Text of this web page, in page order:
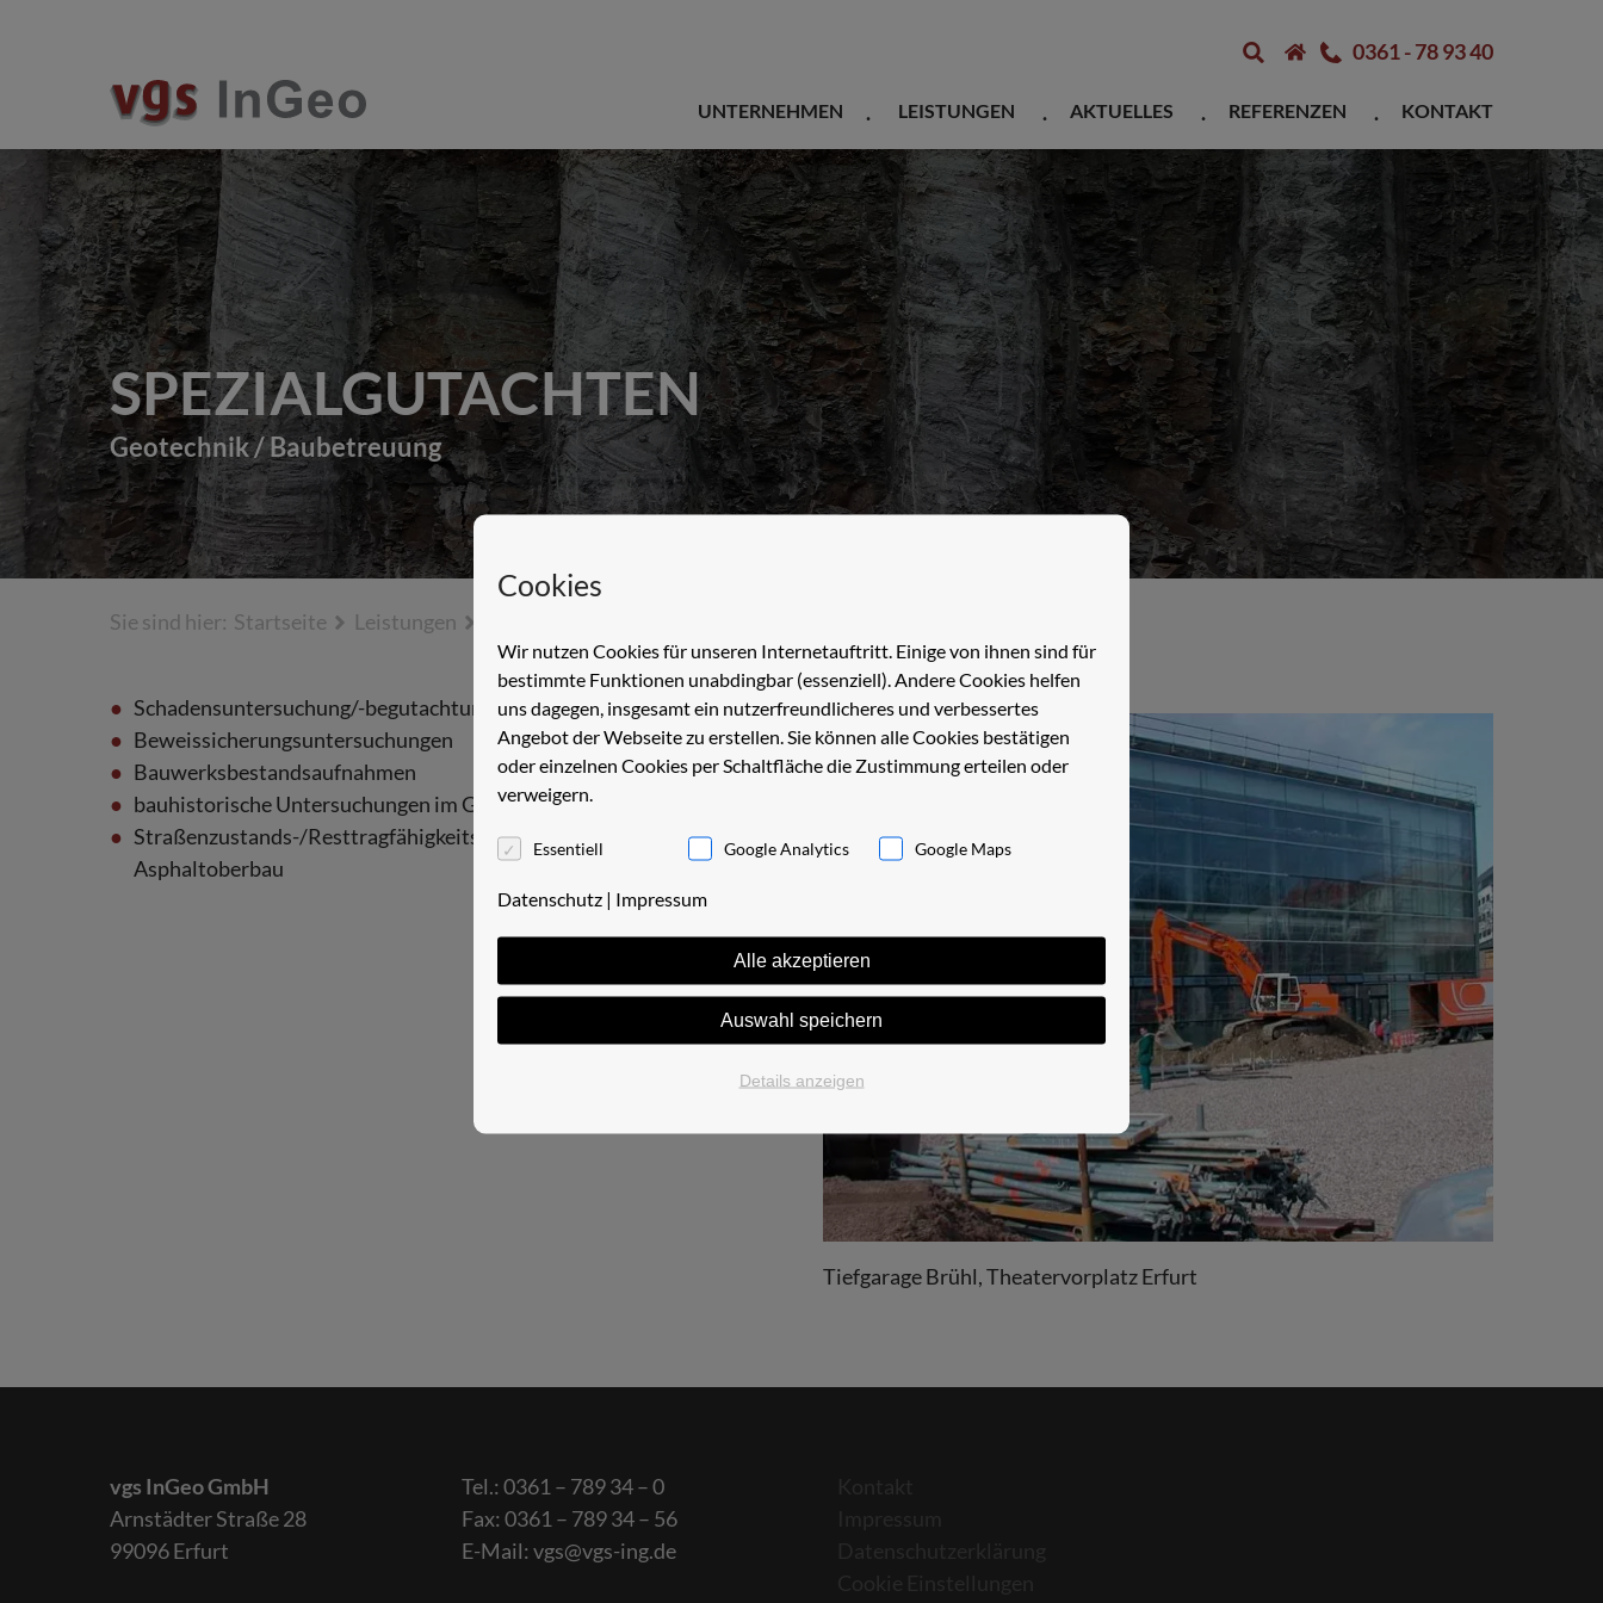
0361 - 78 93 40
UNTERNEHMEN LEISTUNGEN AKTUELLES REFERENZEN KONTAKT
SPEZIALGUTACHTEN
Geotechnik / Baubetreuung
Sie sind hier: Startseite Leistungen
Schadensuntersuchung/-begutachtung
Beweissicherungsuntersuchungen
Bauwerksbestandsaufnahmen
bauhistorische Untersuchungen im Gründungsbereich
Straßenzustands-/Resttragfähigkeitsbewertung, Bemessung
Asphaltoberbau
Tiefgarage Brühl, Theatervorplatz Erfurt
vgs InGeo GmbH
Arnstädter Straße 28
99096 Erfurt
Tel.: 0361 – 789 34 – 0
Fax: 0361 – 789 34 – 56
E-Mail: vgs@vgs-ing.de
Cookies
Wir nutzen Cookies für unseren Internetauftritt. Einige von ihnen sind für
bestimmte Funktionen unabdingbar (essenziell). Andere Cookies helfen
uns dagegen, insgesamt ein nutzerfreundlicheres und verbessertes
Angebot der Webseite zu erstellen. Sie können alle Cookies bestätigen
oder einzelnen Cookies per Schaltfläche die Zustimmung erteilen oder
verweigern.
Essentiell Google Analytics Google Maps
Datenschutz | Impressum
Alle akzeptieren
Auswahl speichern
Details anzeigen